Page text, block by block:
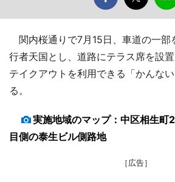
関内桜通りで7月15日、車道の一部
行者天国とし、道路にテラス席を設
テイクアウトを利用できる「かんな
る。
実施地域のマップ：中区相生町
目側の泰生ビル側路地
［広告］